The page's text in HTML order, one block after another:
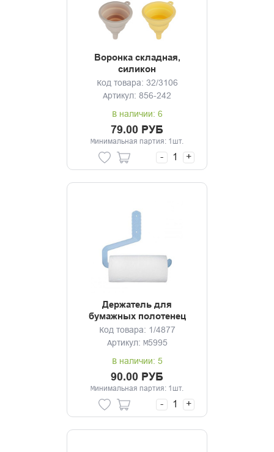
Воронка складная,
силикон
Код товара: 32/3106
Артикул: 856-242
В наличии: 6
79.00 РУБ
Минимальная партия: 1шт.
- +
Держатель для
бумажных полотенец
Код товара: 1/4877
Артикул: М5995
В наличии: 5
90.00 РУБ
Минимальная партия: 1шт.
- +